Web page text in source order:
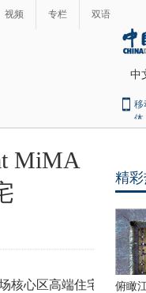
视频 专栏 双语
中
移
体
MiMA
精
俯瞰